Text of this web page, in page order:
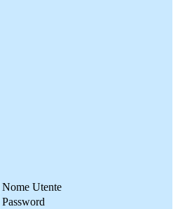
Nome Utente
Password